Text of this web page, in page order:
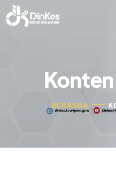
BERANDA